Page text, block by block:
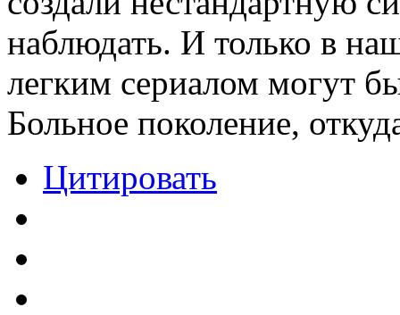
наблюдать. И только в
легким сериалом могут
Больное поколение,
Цитировать